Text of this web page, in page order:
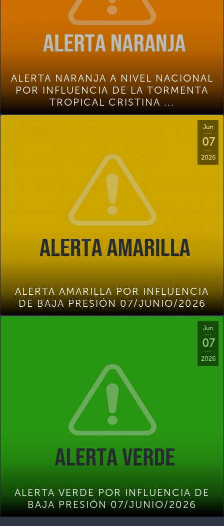
ALERTA NARANJA A NIVEL NACIONAL
POR INFLUENCIA DE LA TORMENTA
TROPICAL CRISTINA ...
Jun
07
2026
ALERTA AMARILLA POR INFLUENCIA
DE BAJA PRESIÓN 07/JUNIO/2026
Jun
07
2026
ALERTA VERDE POR INFLUENCIA DE
BAJA PRESIÓN 07/JUNIO/2026